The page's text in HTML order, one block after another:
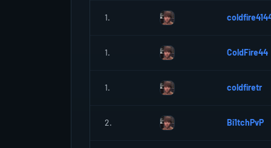
1.
1. ColdFire44
1. coldfiretr
2. Bi1tchPvP